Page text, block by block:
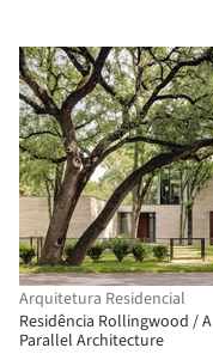
Arquitetura Residencial
Residência Rollingwood / A
Parallel Architecture